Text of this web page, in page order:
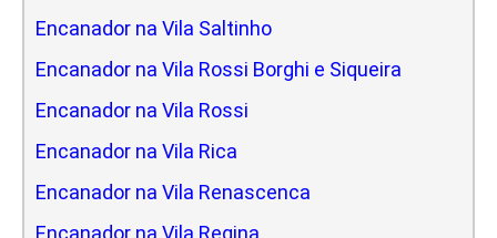
Encanador na Vila Saltinho
Encanador na Vila Rossi Borghi e Siqueira
Encanador na Vila Rossi
Encanador na Vila Rica
Encanador na Vila Renascenca
Encanador na Vila Regina